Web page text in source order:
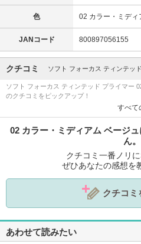
色 02 カラー・ミディ
JANコード 800897056155
クチコミ ソフト フォーカス ティンテッ
ソフト フォーカス ティンテッド プライマー
のクチコミをピックアップ！
すべて
02 カラー・ミディアム ベージ
ん。
クチコミ一番ノリ
ぜひあなたの感想を
クチコミ
あわせて読みたい